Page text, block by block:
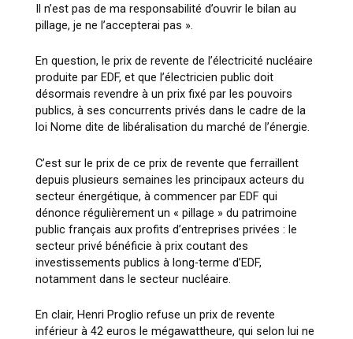
Il n’est pas de ma responsabilité d’ouvrir le bilan au
pillage, je ne l’accepterai pas ».
En question, le prix de revente de l’électricité nucléaire
produite par EDF, et que l’électricien public doit
désormais revendre à un prix fixé par les pouvoirs
publics, à ses concurrents privés dans le cadre de la
loi Nome dite de libéralisation du marché de l’énergie.
C’est sur le prix de ce prix de revente que ferraillent
depuis plusieurs semaines les principaux acteurs du
secteur énergétique, à commencer par EDF qui
dénonce régulièrement un « pillage » du patrimoine
public français aux profits d’entreprises privées : le
secteur privé bénéficie à prix coutant des
investissements publics à long-terme d’EDF,
notamment dans le secteur nucléaire.
En clair, Henri Proglio refuse un prix de revente
inférieur à 42 euros le mégawattheure, qui selon lui ne